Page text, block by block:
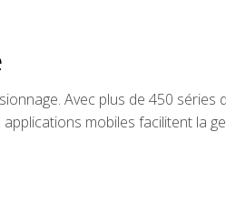
Avec plus de 450 séries
mobiles facilitent la